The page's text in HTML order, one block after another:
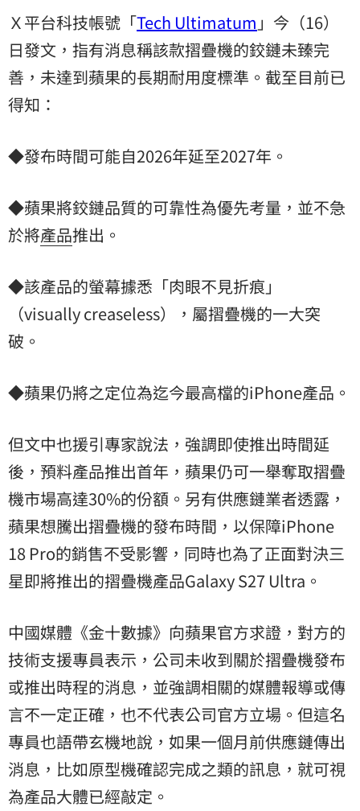
Ｘ平台科技帳號「Tech Ultimatum 」今（16）
日發文，指有消息稱該款摺疊機的鉸鏈未臻完
善，未達到蘋果的長期耐用度標準。截至目前已
得知：
◆發布時間可能自2026年延至2027年。
◆蘋果將鉸鏈品質的可靠性為優先考量，並不急
於將產品推出。
◆該產品的螢幕據悉「肉眼不見折痕」
（visually creaseless），屬摺疊機的一大突
破。
◆蘋果仍將之定位為迄今最高檔的iPhone產品。
但文中也援引專家說法，強調即使推出時間延
後，預料產品推出首年，蘋果仍可一舉奪取摺疊
機市場高達30%的份額。另有供應鏈業者透露，
蘋果想騰出摺疊機的發布時間，以保障iPhone
18 Pro的銷售不受影響，同時也為了正面對決三
星即將推出的摺疊機產品Galaxy S27 Ultra。
中國媒體《金十數據》向蘋果官方求證，對方的
技術支援專員表示，公司未收到關於摺疊機發布
或推出時程的消息，並強調相關的媒體報導或傳
言不一定正確，也不代表公司官方立場。但這名
專員也語帶玄機地說，如果一個月前供應鏈傳出
消息，比如原型機確認完成之類的訊息，就可視
為產品大體已經敲定。